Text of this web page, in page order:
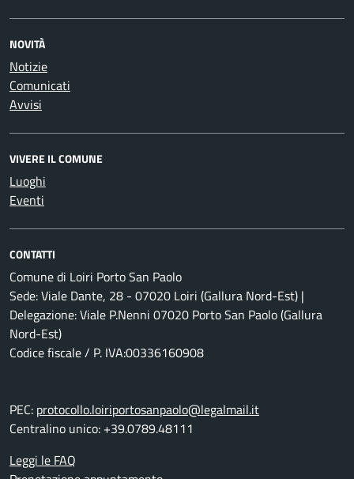
NOVITÀ
Notizie
Comunicati
Avvisi
VIVERE IL COMUNE
Luoghi
Eventi
CONTATTI
Comune di Loiri Porto San Paolo
Sede: Viale Dante, 28 - 07020 Loiri (Gallura Nord-Est) |
Delegazione: Viale P.Nenni 07020 Porto San Paolo (Gallura
Nord-Est)
Codice fiscale / P. IVA:00336160908
PEC: protocollo.loiriportosanpaolo@legalmail.it
Centralino unico: +39.0789.48111
Leggi le FAQ